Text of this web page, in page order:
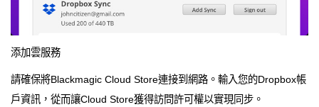
添加雲服務
請確保將Blackmagic Cloud Store連接到網路。輸入您的Dropbox帳
戶資訊，從而讓Cloud Store獲得訪問許可權以實現同步。